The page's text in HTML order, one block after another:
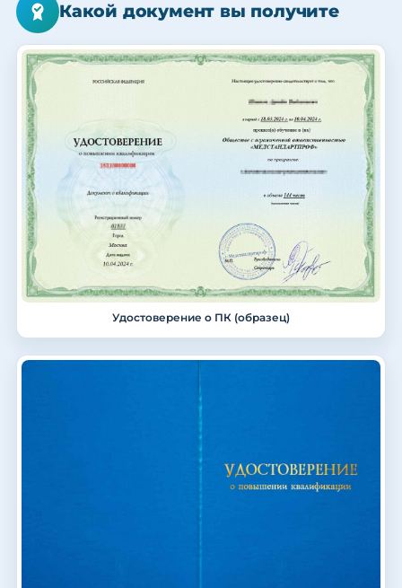
Какой документ вы получите
Удостоверение о ПК (образец)